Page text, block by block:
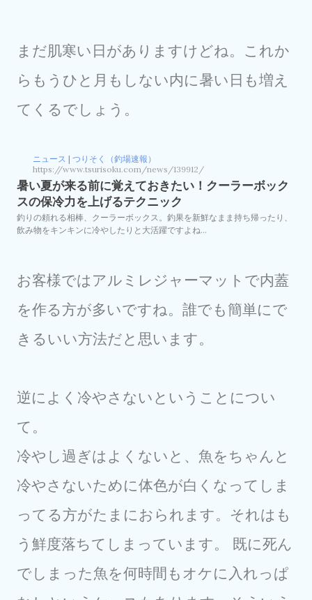
まだ肌寒い日がありますけどね。これか
らもうひと月もしない内に暑い日も増え
てくるでしょう。
ニュース | つりそく（釣場速報）
https://www.tsurisoku.com/news/139912/
暑い夏が来る前に覚えておきたい！クーラーボック
スの保冷力を上げるテクニック
釣りの頼れる相棒、クーラーボックス。釣果を新鮮なまま持ち帰ったり、
飲み物をキンキンに冷やしたりと大活躍ですよね…
お客様ではアルミレジャーマットで内蓋
を作る方が多いですね。誰でも簡単にで
きるいい方法だと思います。
逆によく冷やさないということについ
て。
冷やし過ぎはよくないと、魚をちゃんと
冷やさないために体色が白くなってしま
ってる方がたまにおられます。それはも
う鮮度落ちてしまっています。 既に死ん
でしまった魚を何時間もオケに入れっぱ